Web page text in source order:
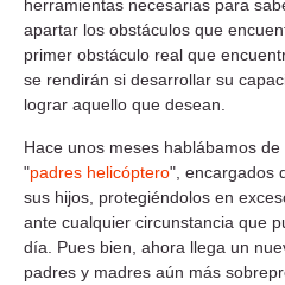
herramientas necesarias para
apartar los obstáculos que
primer obstáculo real que
se rendirán si desarrollar su
lograr aquello que desean.
Hace unos meses hablábamos
"padres helicóptero", encargados
sus hijos, protegiéndolos en
ante cualquier circunstancia que
día. Pues bien, ahora llega un
padres y madres aún más